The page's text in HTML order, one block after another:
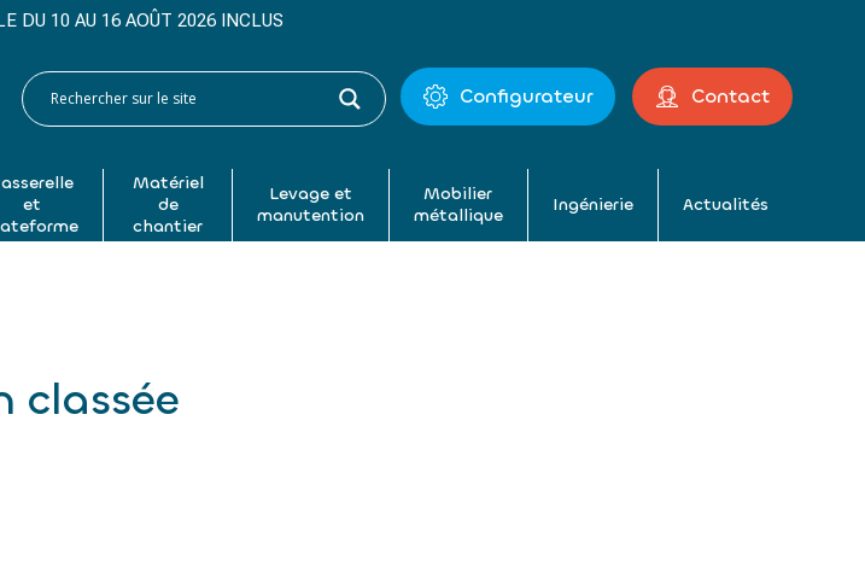
DU 10 AU 16 AOÛT 2026 INCLUS
Configurateur Contact
et
Matériel
de
chantier
Levage et
manutention
Mobilier
métallique
Ingénierie Actualités
classée